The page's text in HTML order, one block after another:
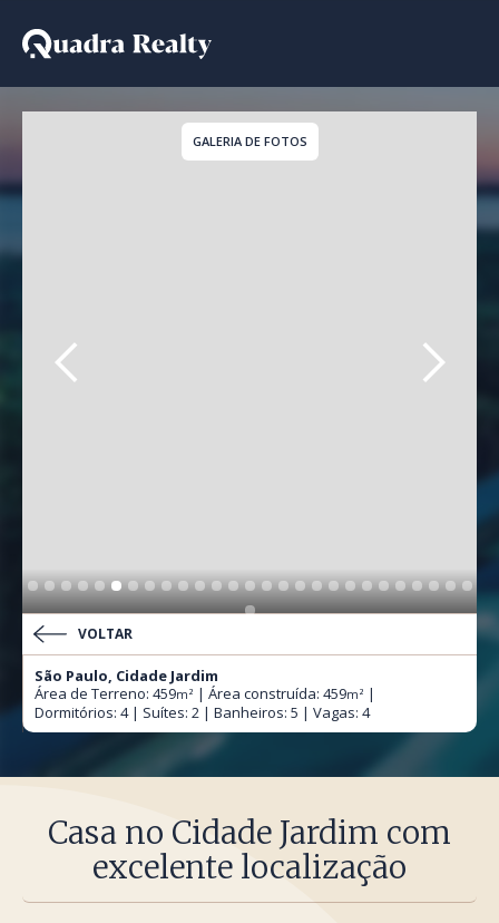
Casa a venda em
GALERIA DE FOTOS
VOLTAR
São Paulo, Cidade Jardim
Área de Terreno: 459m² | Área construída: 459m² |
Dormitórios: 4 | Suítes: 2 | Banheiros: 5 | Vagas: 4
Casa no Cidade Jardim com
excelente localização